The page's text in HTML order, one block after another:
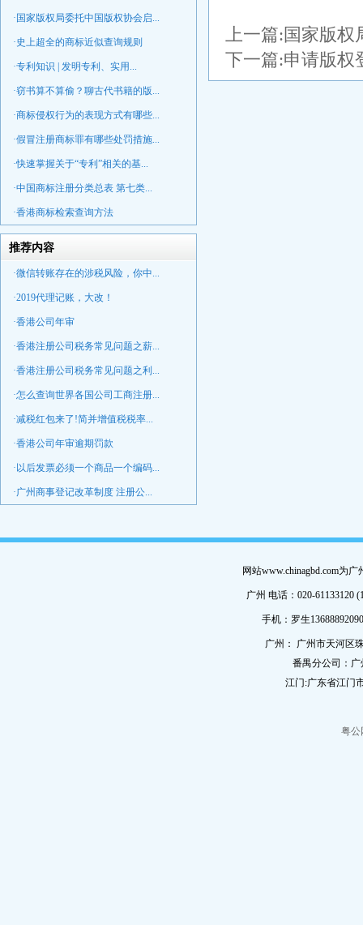
·国家版权局委托中国版权协会启...
·史上超全的商标近似查询规则
·专利知识 | 发明专利、实用...
·窃书算不算偷？聊古代书籍的版...
·商标侵权行为的表现方式有哪些...
·假冒注册商标罪有哪些处罚措施...
·快速掌握关于“专利”相关的基...
·中国商标注册分类总表 第七类...
·香港商标检索查询方法
推荐内容
·微信转账存在的涉税风险，你中...
·2019代理记账，大改！
·香港公司年审
·香港注册公司税务常见问题之薪...
·香港注册公司税务常见问题之利...
·怎么查询世界各国公司工商注册...
·减税红包来了!简并增值税税率...
·香港公司年审逾期罚款
·以后发票必须一个商品一个编码...
·广州商事登记改革制度 注册公...
上一篇:国家版权
下一篇:申请版权
网站www.chinagbd.com为
广州 电话：020-61133120
手机：罗生
广州： 广州市天河区
番禺分公司：
江门:广东省江门
粤公